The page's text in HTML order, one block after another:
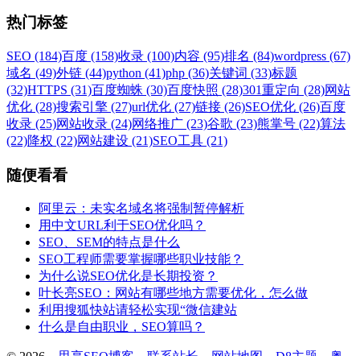
热门标签
SEO (184)百度 (158)收录 (100)内容 (95)排名 (84)wordpress (67)
域名 (49)外链 (44)python (41)php (36)关键词 (33)标题
(32)HTTPS (31)百度蜘蛛 (30)百度快照 (28)301重定向 (28)网站
优化 (28)搜索引擎 (27)url优化 (27)链接 (26)SEO优化 (26)百度
收录 (25)网站收录 (24)网络推广 (23)谷歌 (23)熊掌号 (22)算法
(22)降权 (22)网站建设 (21)SEO工具 (21)
随便看看
阿里云：未实名域名将强制暂停解析
用中文URL利于SEO优化吗？
SEO、SEM的特点是什么
SEO工程师需要掌握哪些职业技能？
为什么说SEO优化是长期投资？
叶长亮SEO：网站有哪些地方需要优化，怎么做
利用搜狐快站请轻松实现“微信建站
什么是自由职业，SEO算吗？